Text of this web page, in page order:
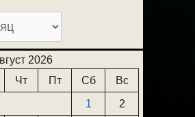
2026
Чт Пт Сб
Вс
1
2